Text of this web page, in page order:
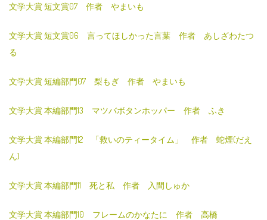
文学大賞 短文賞07 作者 やまいも
文学大賞 短文賞06 言ってほしかった言葉 作者 あしざわたつ
る
文学大賞 短編部門07 梨もぎ 作者 やまいも
文学大賞 本編部門13 マツバボタンホッパー 作者 ふき
文学大賞 本編部門12 「救いのティータイム」 作者 蛇煙(だえ
ん)
文学大賞 本編部門11 死と私 作者 入間しゅか
文学大賞 本編部門10 フレームのかなたに 作者 高橋